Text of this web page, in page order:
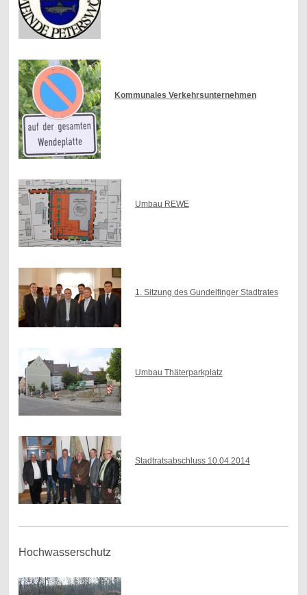
Kommunales Verkehrsunternehmen
Umbau REWE
1. Sitzung des Gundelfinger Stadtrates
Umbau Thäterparkplatz
Stadtratsabschluss 10.04.2014
Hochwasserschutz